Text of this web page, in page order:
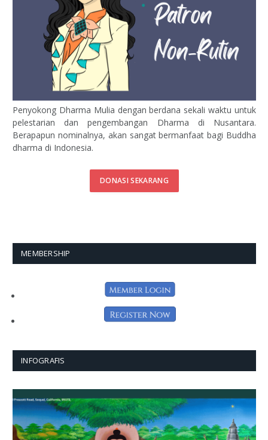
Penyokong Dharma Mulia dengan berdana sekali waktu untuk
pelestarian dan pengembangan Dharma di Nusantara.
Berapapun nominalnya, akan sangat bermanfaat bagi Buddha
dharma di Indonesia.
DONASI SEKARANG
MEMBERSHIP
INFOGRAFIS